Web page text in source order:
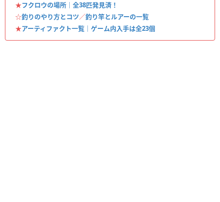
★フクロウの場所｜全38匹発見済！
☆釣りのやり方とコツ／釣り竿とルアーの一覧
★アーティファクト一覧｜ゲーム内入手は全23個